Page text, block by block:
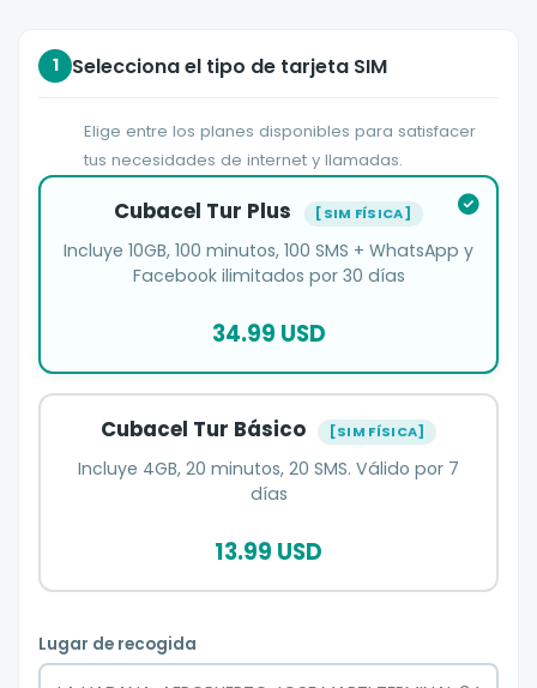
1 Selecciona el tipo de tarjeta SIM
Elige entre los planes disponibles para satisfacer
tus necesidades de internet y llamadas.
Cubacel Tur Plus [SIM FÍSICA]
Incluye 10GB, 100 minutos, 100 SMS + WhatsApp y
Facebook ilimitados por 30 días
34.99 USD
Cubacel Tur Básico [SIM FÍSICA]
Incluye 4GB, 20 minutos, 20 SMS. Válido por 7
días
13.99 USD
Lugar de recogida